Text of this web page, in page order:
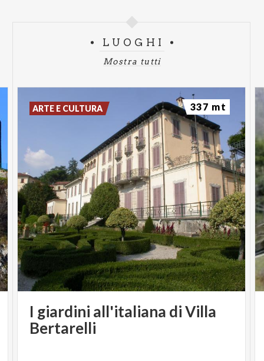
LUOGHI
Mostra tutti
I giardini all'italiana di Villa
Bertarelli
ARTE E CULTURA 337 mt